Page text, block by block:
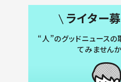
ライター募
“人”のグッドニュースの
てみません